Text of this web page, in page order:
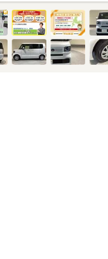
金利
※金利は参考値です。実店舗